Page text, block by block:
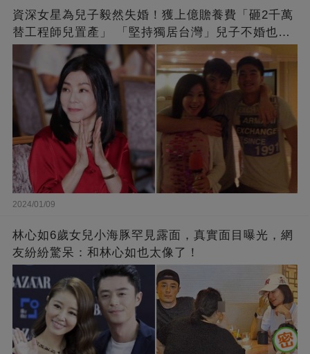
資深女星為兒子毅然失婚！獲上億贍養費「砸2千萬
替工程師兒置產」 「堅持獨居台灣」兒子不婚也支
2024/01/09
林心如6歲女兒小海豚罕見露面，真實面目曝光，網
友紛紛驚呆：和林心如也太像了！